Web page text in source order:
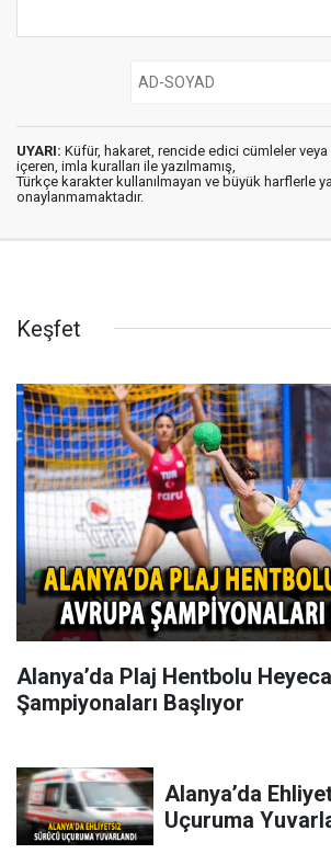
UYARI: Küfür, hakaret, rencide edici cümleler veya
içeren, imla kuralları ile yazılmamış,
Türkçe karakter kullanılmayan ve büyük harflerle
onaylanmamaktadır.
Keşfet
Alanya’da Plaj Hentbolu
Şampiyonaları Başlıyor
Alanya’da
Uçuruma